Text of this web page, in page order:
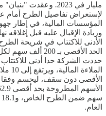
مليار في 2023. وعقدت
لإستعراض تفاصيل الطرح أمام
المؤسسات المالية، في إطار
وزيادة الإقبال عليه قبل إغلاقه
الحد الأقصى بـ
حددت الشركة حدا أدنى
الأقصى دون سقف، ليحسم وفقا
العام.